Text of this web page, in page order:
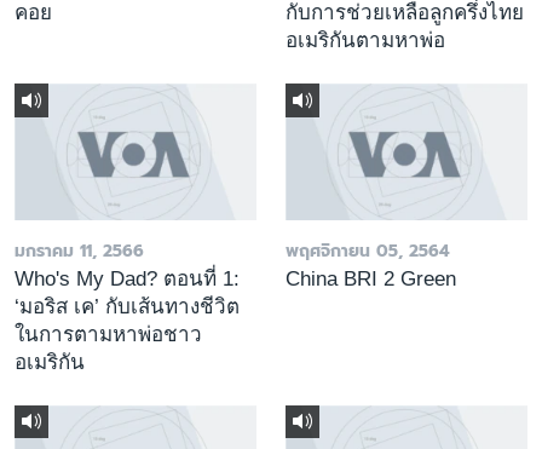
คอย
กับการช่วยเหลือลูกครึ่งไทย
อเมริกันตามหาพ่อ
มกราคม 11, 2566
Who's My Dad? ตอนที่ 1:
‘มอริส เค’ กับเส้นทางชีวิต
ในการตามหาพ่อชาว
อเมริกัน
พฤศจิกายน 05, 2564
China BRI 2 Green